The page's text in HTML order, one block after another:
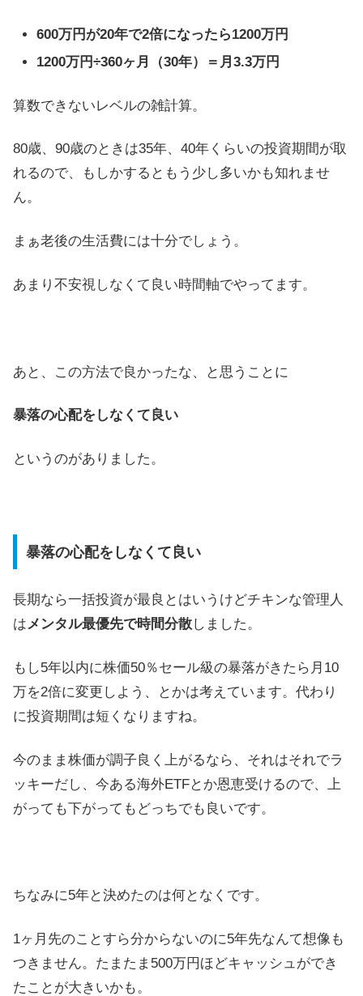
600万円が20年で2倍になったら1200万円
1200万円÷360ヶ月（30年）＝月3.3万円
算数できないレベルの雑計算。
80歳、90歳のときは35年、40年くらいの投資期間が取
れるので、もしかするともう少し多いかも知れませ
ん。
まぁ老後の生活費には十分でしょう。
あまり不安視しなくて良い時間軸でやってます。
あと、この方法で良かったな、と思うことに
暴落の心配をしなくて良い
というのがありました。
暴落の心配をしなくて良い
長期なら一括投資が最良とはいうけどチキンな管理人
はメンタル最優先で時間分散しました。
もし5年以内に株価50％セール級の暴落がきたら月10
万を2倍に変更しよう、とかは考えています。代わり
に投資期間は短くなりますね。
今のまま株価が調子良く上がるなら、それはそれでラ
ッキーだし、今ある海外ETFとか恩恵受けるので、上
がっても下がってもどっちでも良いです。
ちなみに5年と決めたのは何となくです。
1ヶ月先のことすら分からないのに5年先なんて想像も
つきません。たまたま500万円ほどキャッシュができ
たことが大きいかも。